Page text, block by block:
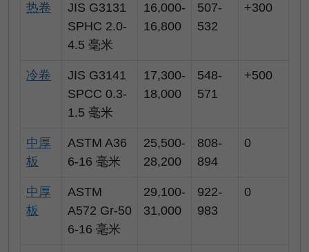
热卷
JIS G3131
SPHC 2.0-
4.5 毫米
16,000-
16,800
507-
532
+300
冷卷
JIS G3141
SPCC 0.3-
1.5 毫米
17,300-
18,000
548-
571
+500
中厚
板
ASTM A36
6-16 毫米
25,500-
28,200
808-
894
0
中厚
板
ASTM
A572 Gr-50
6-16 毫米
29,100-
31,000
922-
983
0